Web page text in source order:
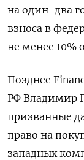
на один-два
взноса в
не менее 10%
Позднее
РФ Владимир
призванные
право на
западных